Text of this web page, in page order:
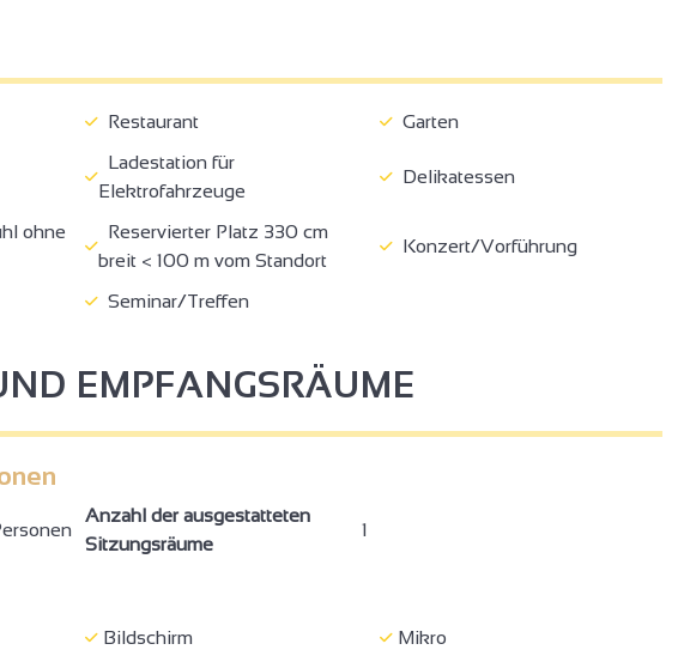
Restaurant Garten
Ladestation für
Elektrofahrzeuge
Delikatessen
ohne
Reservierter Platz 330 cm
breit < 100 m vom Standort
Konzert/Vorführung
Seminar/Treffen
EMPFANGSRÄUME
Anzahl der ausgestatteten
Sitzungsräume
1
Bildschirm
Mikro